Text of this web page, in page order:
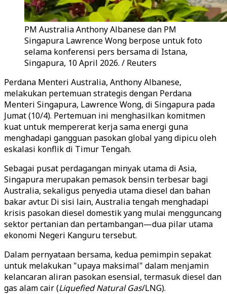
PM Australia Anthony Albanese dan PM
Singapura Lawrence Wong berpose untuk foto
selama konferensi pers bersama di Istana,
Singapura, 10 April 2026. / Reuters
Perdana Menteri Australia, Anthony Albanese,
melakukan pertemuan strategis dengan Perdana
Menteri Singapura, Lawrence Wong, di Singapura pada
Jumat (10/4). Pertemuan ini menghasilkan komitmen
kuat untuk mempererat kerja sama energi guna
menghadapi gangguan pasokan global yang dipicu oleh
eskalasi konflik di Timur Tengah.
Sebagai pusat perdagangan minyak utama di Asia,
Singapura merupakan pemasok bensin terbesar bagi
Australia, sekaligus penyedia utama diesel dan bahan
bakar avtur. Di sisi lain, Australia tengah menghadapi
krisis pasokan diesel domestik yang mulai mengguncang
sektor pertanian dan pertambangan—dua pilar utama
ekonomi Negeri Kanguru tersebut.
Dalam pernyataan bersama, kedua pemimpin sepakat
untuk melakukan "upaya maksimal" dalam menjamin
kelancaran aliran pasokan esensial, termasuk diesel dan
gas alam cair (Liquefied Natural Gas/LNG).